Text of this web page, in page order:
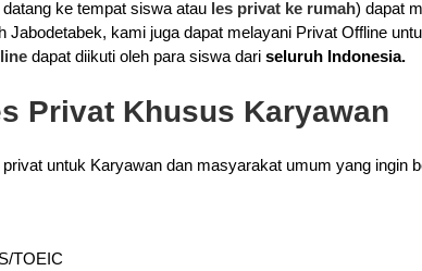
ke tempat siswa ataules privat ke rumah) dapat
Jabodetabek, kami juga dapat melayani Privat Offline
dapat diikuti oleh para siswa dari seluruh Indonesia.
Privat Khusus Karyawan
untuk Karyawan dan masyarakat umum yang ingin
TOEIC